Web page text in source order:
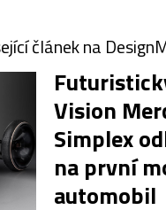
článek na
Vision
Simplex
na první
automobil